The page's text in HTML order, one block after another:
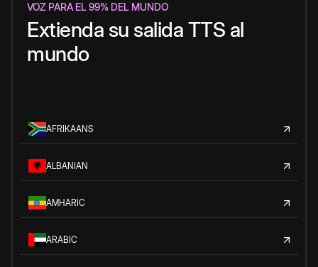
VOZ PARA EL 99% DEL MUNDO
Extienda su salida TTS al
mundo
AFRIKAANS
ALBANIAN
AMHARIC
ARABIC